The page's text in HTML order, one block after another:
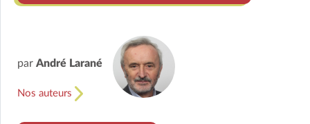
par André Larané
Nos auteurs